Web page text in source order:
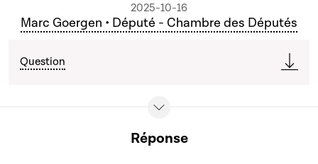
2025-10-16
Marc Goergen • Député - Chambre des Députés
Question
Réponse